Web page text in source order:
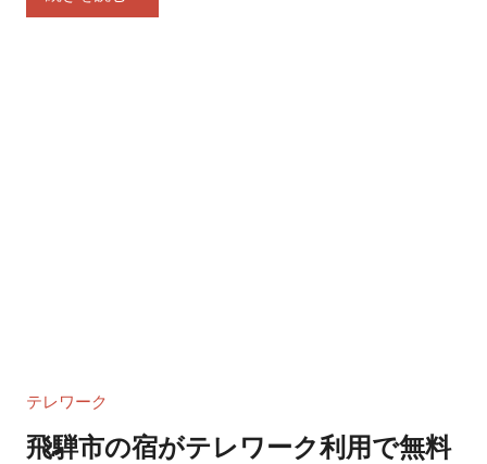
テレワーク
飛騨市の宿がテレワーク利用で無料